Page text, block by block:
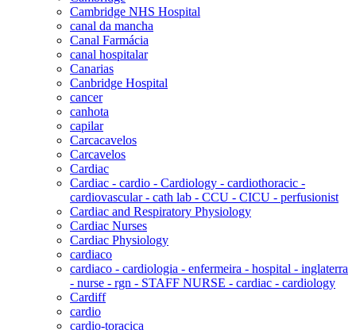
Cambridge NHS Hospital
canal da mancha
Canal Farmácia
canal hospitalar
Canarias
Canbridge Hospital
cancer
canhota
capilar
Carcacavelos
Carcavelos
Cardiac
Cardiac - cardio - Cardiology - cardiothoracic -
cardiovascular - cath lab - CCU - CICU - perfusionist
Cardiac and Respiratory Physiology
Cardiac Nurses
Cardiac Physiology
cardiaco
cardiaco - cardiologia - enfermeira - hospital - inglaterra
- nurse - rgn - STAFF NURSE - cardiac - cardiology
Cardiff
cardio
cardio-toracica